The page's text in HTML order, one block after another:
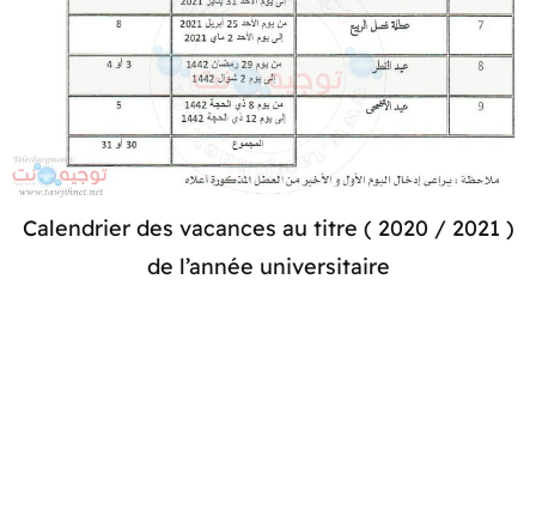
( 2021 / 2020 ) Calendrier des vacances au titre
de l’année universitaire​